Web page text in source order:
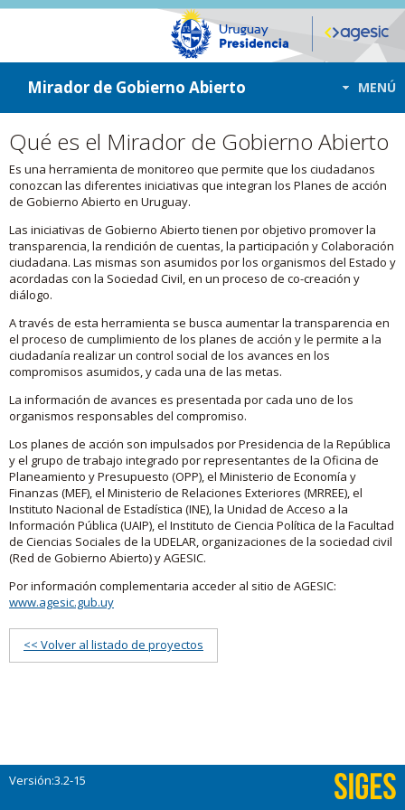
ir a contenido
ir al menú
Mirador de Gobierno Abierto MENÚ
Qué es el Mirador de Gobierno Abierto
Es una herramienta de monitoreo que permite que los ciudadanos
conozcan las diferentes iniciativas que integran los Planes de acción
de Gobierno Abierto en Uruguay.
Las iniciativas de Gobierno Abierto tienen por objetivo promover la
transparencia, la rendición de cuentas, la participación y Colaboración
ciudadana. Las mismas son asumidos por los organismos del Estado y
acordadas con la Sociedad Civil, en un proceso de co-creación y
diálogo.
A través de esta herramienta se busca aumentar la transparencia en
el proceso de cumplimiento de los planes de acción y le permite a la
ciudadanía realizar un control social de los avances en los
compromisos asumidos, y cada una de las metas.
La información de avances es presentada por cada uno de los
organismos responsables del compromiso.
Los planes de acción son impulsados por Presidencia de la República
y el grupo de trabajo integrado por representantes de la Oficina de
Planeamiento y Presupuesto (OPP), el Ministerio de Economía y
Finanzas (MEF), el Ministerio de Relaciones Exteriores (MRREE), el
Instituto Nacional de Estadística (INE), la Unidad de Acceso a la
Información Pública (UAIP), el Instituto de Ciencia Política de la Facultad
de Ciencias Sociales de la UDELAR, organizaciones de la sociedad civil
(Red de Gobierno Abierto) y AGESIC.
Por información complementaria acceder al sitio de AGESIC:
www.agesic.gub.uy
<< Volver al listado de proyectos
Versión:3.2-15